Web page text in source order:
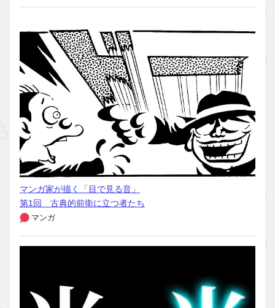
マンガ家が描く「目で見る音」
第1回 古典的前衛に立つ者たち
マンガ